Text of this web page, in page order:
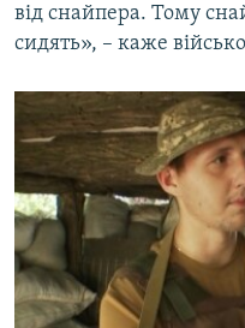
від снайпера. Тому
сидять», – каже